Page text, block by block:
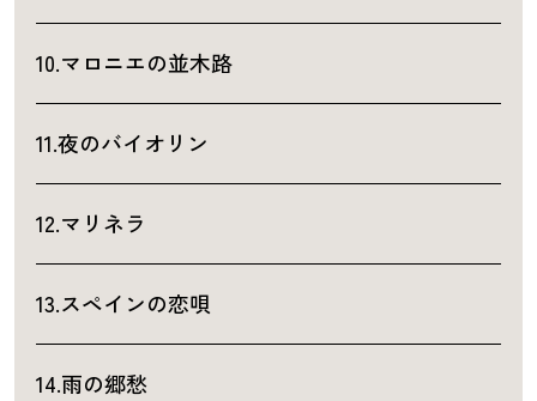
10.マロニエの並木路
11.夜のバイオリン
12.マリネラ
13.スペインの恋唄
14.雨の郷愁